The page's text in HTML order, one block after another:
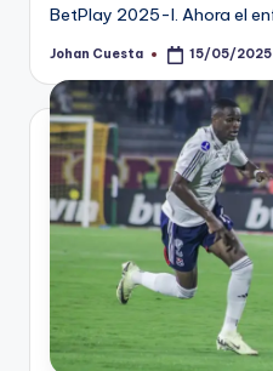
BetPlay 2025-I. Ahora el
Publicado
Johan Cuesta 15/05/2025